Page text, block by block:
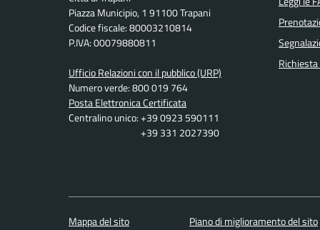
Piazza Municipio, 1 91100 Trapani
Codice fiscale: 80003210814
P.IVA: 00079880811
Ufficio Relazioni con il pubblico (URP)
Numero verde: 800 019 764
Posta Elettronica Certificata
Centralino unico: +39 0923 590111
+39 331 2027390
Mappa del sito Piano di miglioramento del sito